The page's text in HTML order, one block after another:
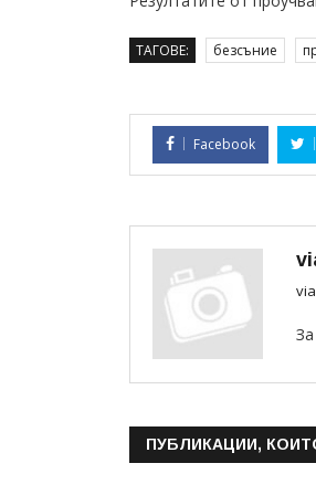
ТАГОВЕ: безсъние
Facebook
ПУБЛИКАЦИИ,